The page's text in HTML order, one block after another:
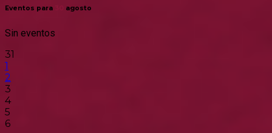
Eventos para agosto
Sin eventos
31
1
2
3
4
5
6